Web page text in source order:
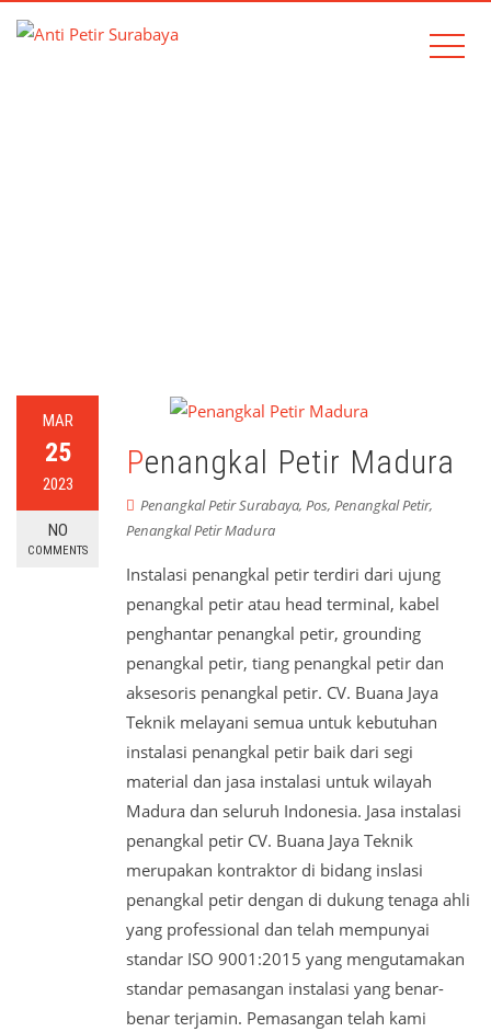
MAR
25
2023
NO
COMMENTS
Penangkal Petir Madura
Penangkal Petir Surabaya, Pos, Penangkal Petir,
Penangkal Petir Madura
Instalasi penangkal petir terdiri dari ujung
penangkal petir atau head terminal, kabel
penghantar penangkal petir, grounding
penangkal petir, tiang penangkal petir dan
aksesoris penangkal petir. CV. Buana Jaya
Teknik melayani semua untuk kebutuhan
instalasi penangkal petir baik dari segi
material dan jasa instalasi untuk wilayah
Madura dan seluruh Indonesia. Jasa instalasi
penangkal petir CV. Buana Jaya Teknik
merupakan kontraktor di bidang inslasi
penangkal petir dengan di dukung tenaga ahli
yang professional dan telah mempunyai
standar ISO 9001:2015 yang mengutamakan
standar pemasangan instalasi yang benar-
benar terjamin. Pemasangan telah kami